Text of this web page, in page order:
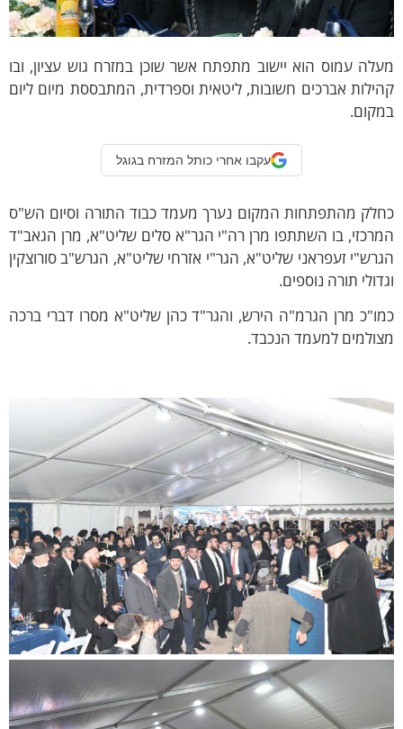
עמוס הוא יישוב מתפתח אשר שוכן במזרח גוש עציון, ובו
אברכים חשובות, ליטאית וספרדית, המתבססת מיום ליום
עקבו אחרי כותל המזרח בגוגל
מהתפתחות המקום נערך מעמד כבוד התורה וסיום הש"ס
בו השתתפו מרן רה"י הגר"א סלים שליט"א, מרן הגאב"ד
זעפראני שליט"א, הגר"י אזרחי שליט"א, הגרש"ב סורוצקין
תורה נוספים.
מרן הגרמ"ה הירש, והגר"ד כהן שליט"א מסרו דברי ברכה
למעמד הנכבד.